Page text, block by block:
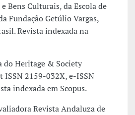
Bens Culturais, da Escola de
Fundação Getúlio Vargas,
Revista indexada na
do Heritage & Society
ISSN 2159-032X, e-ISSN
indexada em Scopus.
Revista Andaluza de